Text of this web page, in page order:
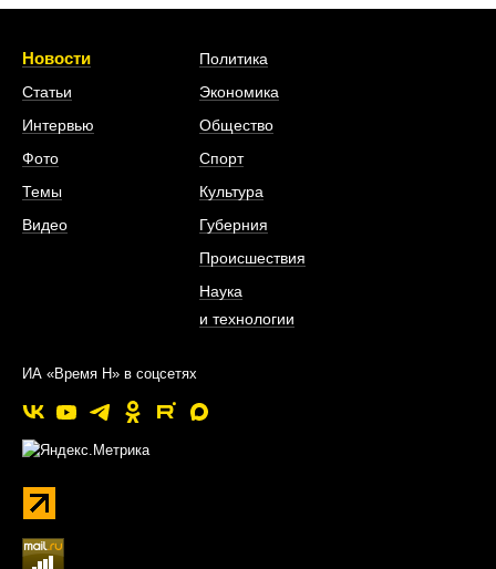
Новости
Статьи
Интервью
Фото
Темы
Видео
Политика
Экономика
Общество
Спорт
Культура
Губерния
Происшествия
Наука
и технологии
ИА «Время Н» в соцсетях